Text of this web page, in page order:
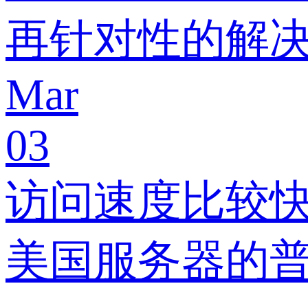
再针对性的解
Mar
03
访问速度比较
美国服务器的